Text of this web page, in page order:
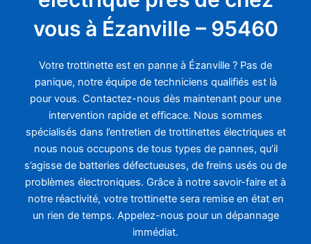
vous à Ézanville – 95460
Votre trottinette est en panne à Ézanville ? Pas de
panique, notre équipe de techniciens qualifiés est là
pour vous. Contactez-nous dès maintenant pour une
intervention rapide et efficace. Nous sommes
spécialisés dans l’entretien de trottinettes électriques et
nous nous occupons de tous types de pannes, qu’il
s’agisse de batteries défectueuses, de freins usés ou de
problèmes électroniques. Grâce à notre savoir-faire et à
notre réactivité, votre trottinette sera remise en état en
un rien de temps. Appelez-nous pour un dépannage
immédiat.